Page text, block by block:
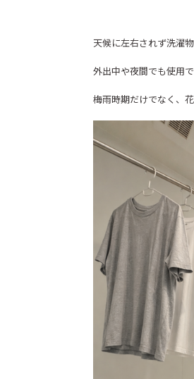
天候に左右されず洗濯
外出中や夜間でも使用
梅雨時期だけでなく、